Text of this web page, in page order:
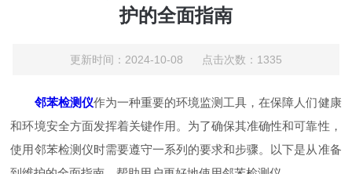
护的全面指南
更新时间：2024-10-08 点击次数：1335
邻苯检测仪作为一种重要的环境监测工具，在保障人们健康
和环境安全方面发挥着关键作用。为了确保其准确性和可靠性，
使用邻苯检测仪时需要遵守一系列的要求和步骤。以下是从准备